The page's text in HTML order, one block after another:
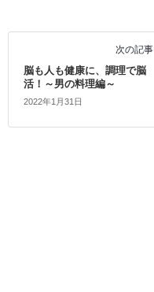
次の記事
脳も人も健康に、調理で脳
活！～男の料理編～
2022年1月31日